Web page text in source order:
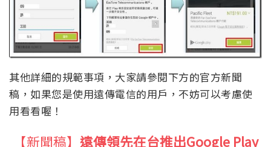
其他詳細的規範事項，大家請參閱下方的官方新聞
稿，如果您是使用遠傳電信的用戶，不妨可以考慮使
用看看喔！
【新聞稿】 遠傳領先在台推出Google Play